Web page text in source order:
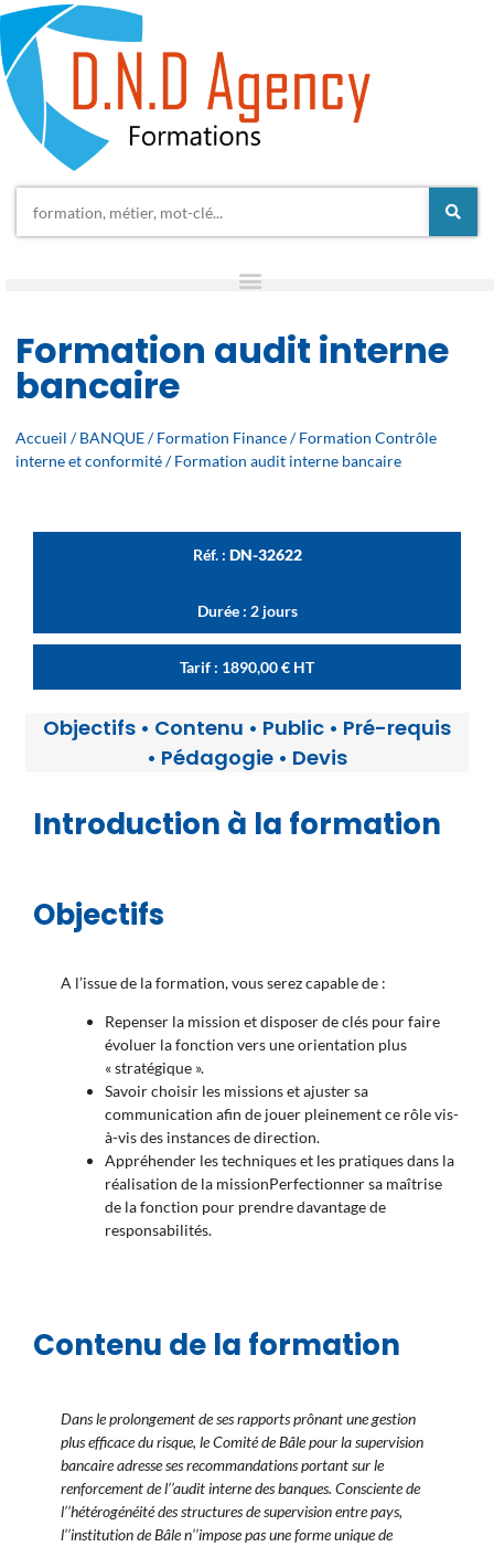
Formation audit interne
bancaire
Accueil /BANQUE/Formation Finance/Formation Contrôle
interne et conformité/ Formation audit interne bancaire
Réf. : DN-32622
Durée : 2 jours
Tarif : 1890,00€ HT
Objectifs • Contenu • Public • Pré-requis
• Pédagogie • Devis
Introduction à la formation
Objectifs
A l’issue de la formation, vous serez capable de :
Repenser la mission et disposer de clés pour faire
évoluer la fonction vers une orientation plus
« stratégique ».
Savoir choisir les missions et ajuster sa
communication afin de jouer pleinement ce rôle vis-
à-vis des instances de direction.
Appréhender les techniques et les pratiques dans la
réalisation de la missionPerfectionner sa maîtrise
de la fonction pour prendre davantage de
responsabilités.
Contenu de la formation
Dans le prolongement de ses rapports prônant une gestion
plus efficace du risque, le Comité de Bâle pour la supervision
bancaire adresse ses recommandations portant sur le
renforcement de l’’audit interne des banques. Consciente de
l’’hétérogénéité des structures de supervision entre pays,
l’’institution de Bâle n’’impose pas une forme unique de